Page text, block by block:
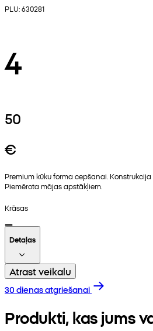
PLU: 630281
4
50
€
Premium kūku forma cepšanai.
Piemērota mājas apstākļiem.
Krāsas
Detaļas
Atrast veikalu
30 dienas atgriešanai
Produkti, kas jums